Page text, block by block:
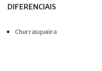
DIFERENCIAIS
Churrasqueira